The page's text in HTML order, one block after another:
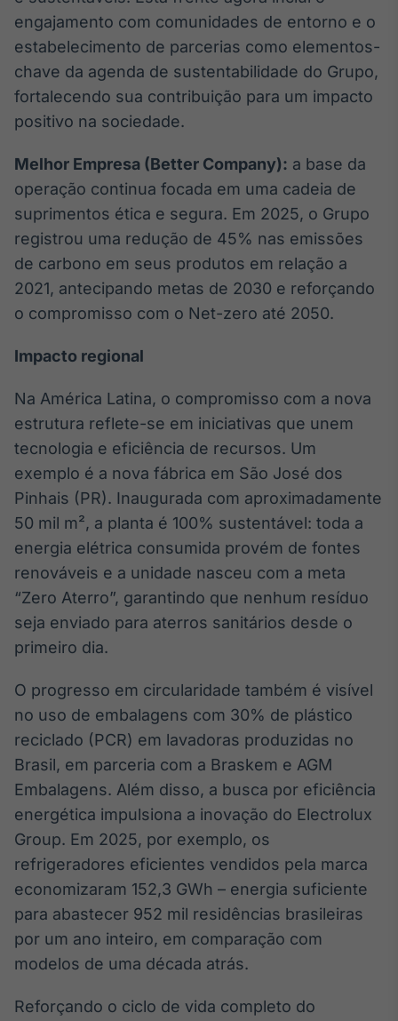
engajamento com comunidades de entorno e o
estabelecimento de parcerias como elementos-
chave da agenda de sustentabilidade do Grupo,
fortalecendo sua contribuição para um impacto
positivo na sociedade.
Melhor Empresa (Better Company): a base da
operação continua focada em uma cadeia de
suprimentos ética e segura. Em 2025, o Grupo
registrou uma redução de 45% nas emissões
de carbono em seus produtos em relação a
2021, antecipando metas de 2030 e reforçando
o compromisso com o Net-zero até 2050.
Impacto regional
Na América Latina, o compromisso com a nova
estrutura reflete-se em iniciativas que unem
tecnologia e eficiência de recursos. Um
exemplo é a nova fábrica em São José dos
Pinhais (PR). Inaugurada com aproximadamente
50 mil m², a planta é 100% sustentável: toda a
energia elétrica consumida provém de fontes
renováveis e a unidade nasceu com a meta
“Zero Aterro”, garantindo que nenhum resíduo
seja enviado para aterros sanitários desde o
primeiro dia.
O progresso em circularidade também é visível
no uso de embalagens com 30% de plástico
reciclado (PCR) em lavadoras produzidas no
Brasil, em parceria com a Braskem e AGM
Embalagens. Além disso, a busca por eficiência
energética impulsiona a inovação do Electrolux
Group. Em 2025, por exemplo, os
refrigeradores eficientes vendidos pela marca
economizaram 152,3 GWh – energia suficiente
para abastecer 952 mil residências brasileiras
por um ano inteiro, em comparação com
modelos de uma década atrás.
Reforçando o ciclo de vida completo do